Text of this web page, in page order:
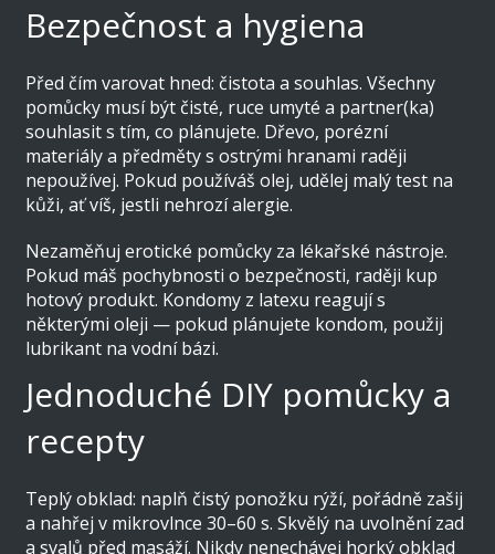
Bezpečnost a hygiena
Před čím varovat hned: čistota a souhlas. Všechny
pomůcky musí být čisté, ruce umyté a partner(ka)
souhlasit s tím, co plánujete. Dřevo, porézní
materiály a předměty s ostrými hranami raději
nepoužívej. Pokud používáš olej, udělej malý test na
kůži, ať víš, jestli nehrozí alergie.
Nezaměňuj erotické pomůcky za lékařské nástroje.
Pokud máš pochybnosti o bezpečnosti, raději kup
hotový produkt. Kondomy z latexu reagují s
některými oleji — pokud plánujete kondom, použij
lubrikant na vodní bázi.
Jednoduché DIY pomůcky a
recepty
Teplý obklad: naplň čistý ponožku rýží, pořádně zašij
a nahřej v mikrovlnce 30–60 s. Skvělý na uvolnění zad
a svalů před masáží. Nikdy nenechávej horký obklad